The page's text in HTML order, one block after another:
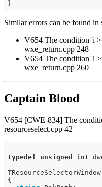
Similar errors can be found in
V654 The condition 'i
wxe_return.cpp 248
V654 The condition 'i
wxe_return.cpp 260
Captain Blood
V654 [CWE-834] The
resourceselect.cpp 42
typedef unsigned int
{